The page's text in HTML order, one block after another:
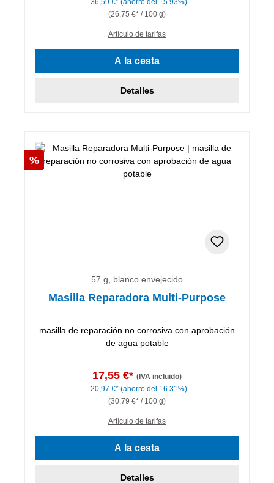
36,59 €* (ahorro del 15.93%)
(26,75 €* / 100 g)
Artículo de tarifas
A la cesta
Detalles
Descuento
%
57 g, blanco envejecido
Masilla Reparadora Multi-Purpose
masilla de reparación no corrosiva con aprobación
de agua potable
17,55 €* (IVA incluido)
20,97 €* (ahorro del 16.31%)
(30,79 €* / 100 g)
Artículo de tarifas
A la cesta
Detalles